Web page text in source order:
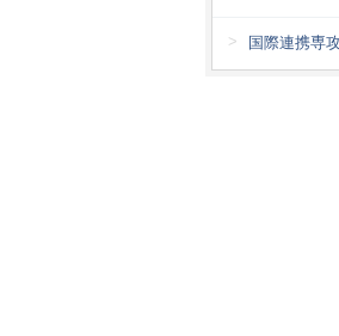
国際連携専